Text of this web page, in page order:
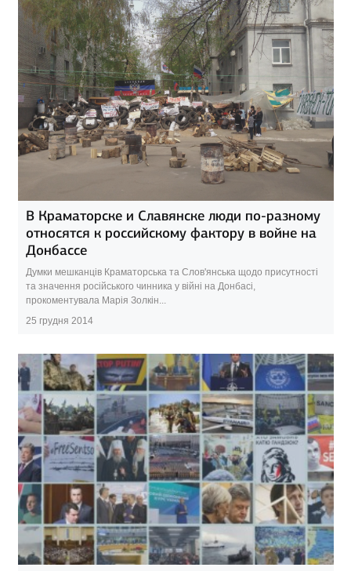
В Краматорске и Славянске люди по-разному
относятся к российскому фактору в войне на
Донбассе
Думки мешканців Краматорська та Слов'янська щодо присутності
та значення російського чинника у війні на Донбасі,
прокоментувала Марія Золкін...
25 грудня 2014